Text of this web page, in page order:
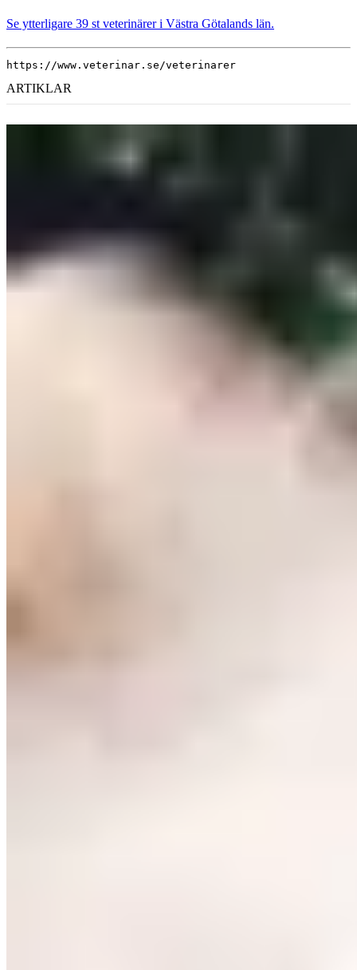
Se ytterligare 39 st veterinärer i Västra Götalands län.
https://www.veterinar.se/veterinarer
ARTIKLAR